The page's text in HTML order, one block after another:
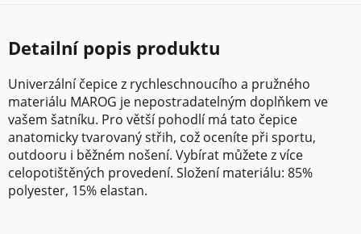
Detailní popis produktu
Univerzální čepice z rychleschnoucího a pružného
materiálu MAROG je nepostradatelným doplňkem ve
vašem šatníku. Pro větší pohodlí má tato čepice
anatomicky tvarovaný střih, což oceníte při sportu,
outdooru i běžném nošení. Vybírat můžete z více
celopotištěných provedení. Složení materiálu: 85%
polyester, 15% elastan.